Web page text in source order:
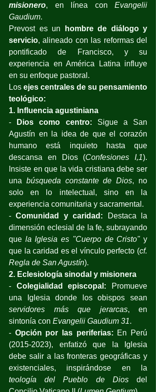
misionero, en línea con Evangelii
Gaudium.
Prevost es un
hombre de diálogo y
servicio, alineado con las reformas del
pontificado de Francisco, y su
experiencia en América Latina influye
en su enfoque pastoral.
Los ejes centrales de su pensamiento
teológico:
1. Influencia agustiniana
-
Dios como centro: Sigue a San
Agustín en la idea de que el corazón
humano está inquieto hasta que
descansa en Dios (Confesiones I,1).
Insiste en que la vida cristiana debe ser
una búsqueda constante de Dios, no
solo en lo intelectual, sino en la
experiencia comunitaria y sacramental.
- Comunidad y caridad: Destaca la
dimensión eclesial de la fe, subrayando
que la Iglesia es "Cuerpo de Cristo" y
que la caridad es el vínculo perfecto (cf.
Regla de San Agustín).
2. Eclesiología sinodal y misionera
- Colegialidad episcopal: Promueve
servidores más que jerarcas, en
sintonía con Evangelii Gaudium 31.
- Opción por las periferias: En Perú
(2015-2023), enfatizó que la Iglesia
debe salir a las fronteras geográficas y
teología del Pueblo de Dios del